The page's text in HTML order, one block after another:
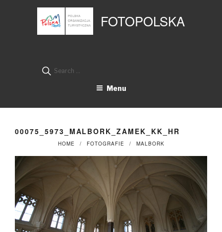
FOTOPOLSKA
Search
Menu
00075_5973_MALBORK_ZAMEK_KK_HR
HOME FOTOGRAFIE MALBORK
Panel zarządzania plikami cookies